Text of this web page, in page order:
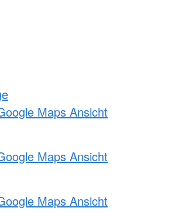
Maps Ansicht
Maps Ansicht
Maps Ansicht